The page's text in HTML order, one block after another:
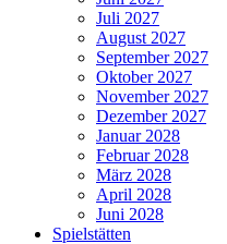
Juli 2027
August 2027
September 2027
Oktober 2027
November 2027
Dezember 2027
Januar 2028
Februar 2028
März 2028
April 2028
Juni 2028
Spielstätten